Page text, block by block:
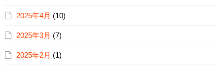
2025年4月 (10)
2025年3月 (7)
2025年2月 (1)